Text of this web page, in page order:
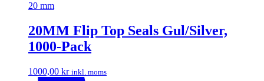
20 mm
20MM Flip Top Seals Gul/Silver,
1000-Pack
1000,00 kr inkl. moms